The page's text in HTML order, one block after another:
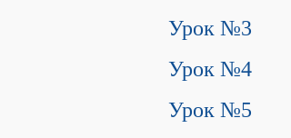
Урок №3
Урок №4
Урок №5